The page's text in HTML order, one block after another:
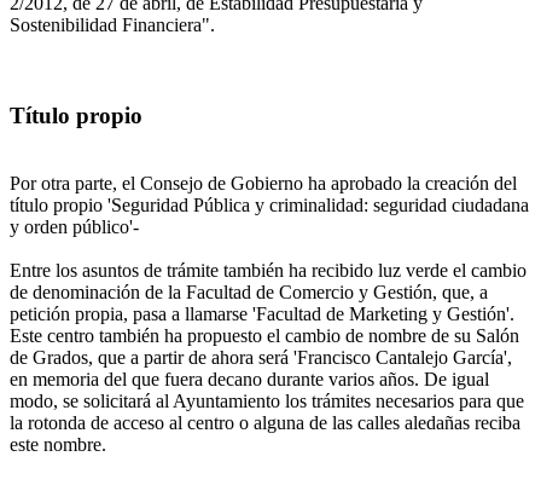
Sostenibilidad Financiera".
Título propio
Por otra parte, el Consejo de Gobierno ha aprobado la creación del
título propio 'Seguridad Pública y criminalidad: seguridad ciudadana
y orden público'-
Entre los asuntos de trámite también ha recibido luz verde el cambio
de denominación de la Facultad de Comercio y Gestión, que, a
petición propia, pasa a llamarse 'Facultad de Marketing y Gestión'.
Este centro también ha propuesto el cambio de nombre de su Salón
de Grados, que a partir de ahora será 'Francisco Cantalejo García',
en memoria del que fuera decano durante varios años. De igual
modo, se solicitará al Ayuntamiento los trámites necesarios para que
la rotonda de acceso al centro o alguna de las calles aledañas reciba
este nombre.